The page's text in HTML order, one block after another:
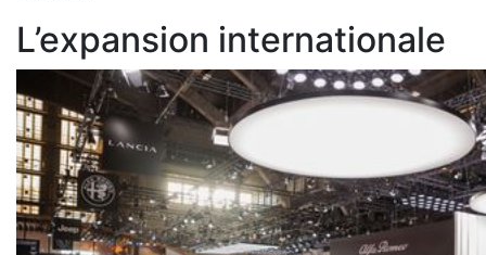
L’expansion internationale